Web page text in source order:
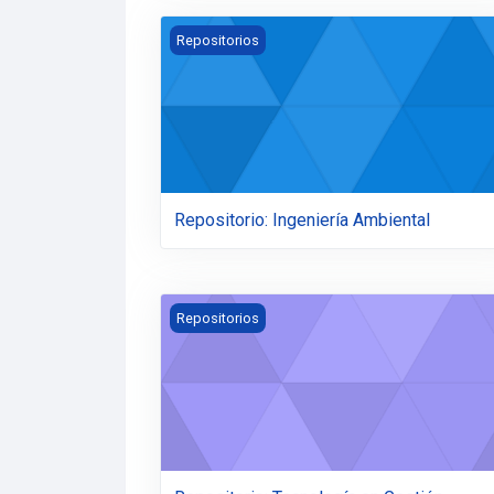
Repositorio: Ingeniería Ambiental
Repositorios
Repositorio: Ingeniería Ambiental
Repositorio: Tecnología en Gestión
Repositorios